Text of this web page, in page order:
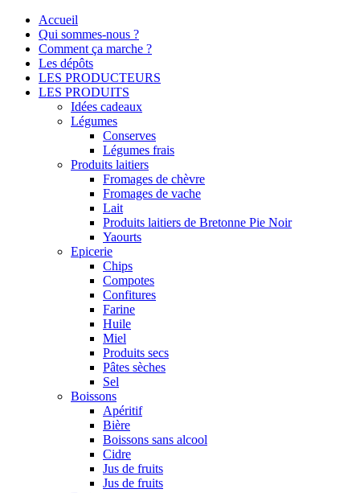
Accueil
Qui sommes-nous ?
Comment ça marche ?
Les dépôts
LES PRODUCTEURS
LES PRODUITS
Idées cadeaux
Légumes
Conserves
Légumes frais
Produits laitiers
Fromages de chèvre
Fromages de vache
Lait
Produits laitiers de Bretonne Pie Noir
Yaourts
Epicerie
Chips
Compotes
Confitures
Farine
Huile
Miel
Produits secs
Pâtes sèches
Sel
Boissons
Apéritif
Bière
Boissons sans alcool
Cidre
Jus de fruits
Jus de fruits